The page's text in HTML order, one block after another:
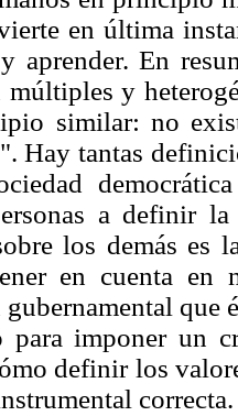
en última
aprender. En
múltiples y
similar: no
Hay tantas
a definir
los demás es
en cuenta en
que
imponer un
definir los
correcta.